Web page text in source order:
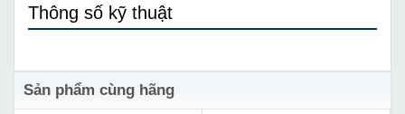
Thông số kỹ thuật
Sản phẩm cùng hãng